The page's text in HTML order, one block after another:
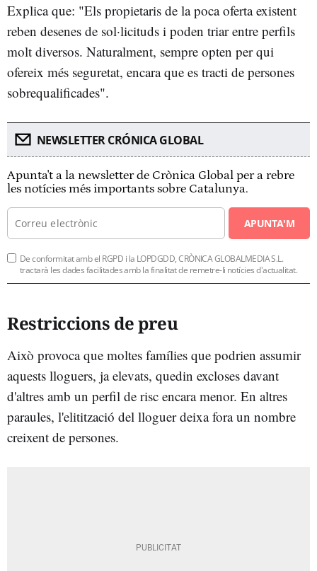
Explica que: "Els propietaris de la poca oferta existent
reben desenes de sol·licituds i poden triar entre perfils
molt diversos. Naturalment, sempre opten per qui
ofereix més seguretat, encara que es tracti de persones
sobrequalificades".
NEWSLETTER CRÓNICA GLOBAL
Apunta't a la newsletter de Crònica Global per a rebre
les notícies més importants sobre Catalunya.
APUNTA'M
De conformitat amb el RGPD i la LOPDGDD, CRÒNICA GLOBALMEDIA S.L.
tractarà les dades facilitades amb la finalitat de remetre-li notícies d'actualitat.
Restriccions de preu
Això provoca que moltes famílies que podrien assumir
aquests lloguers, ja elevats, quedin excloses davant
d'altres amb un perfil de risc encara menor. En altres
paraules, l'elitització del lloguer deixa fora un nombre
creixent de persones.